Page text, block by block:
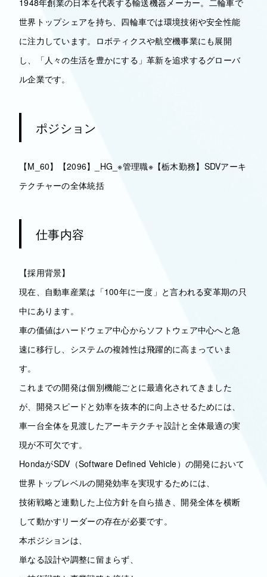
1948年創業の日本を代表する輸送機器メーカー。二輪車で
世界トップシェアを持ち、四輪車では環境技術や安全性能
に注力しています。ロボティクスや航空機事業にも展開
し、「人々の生活を豊かにする」革新を追求するグローバ
ル企業です。
ポジション
【M_60】【2096】_HG_※管理職※【栃木勤務】SDVアーキ
テクチャーの全体統括
仕事内容
【採用背景】
現在、自動車産業は「100年に一度」と言われる変革期の只
中にあります。
車の価値はハードウェア中心からソフトウェア中心へと急
速に移行し、システムの複雑性は飛躍的に高まっていま
す。
これまでの開発は個別機能ごとに最適化されてきました
が、開発スピードと効率を抜本的に向上させるためには、
車一台全体を見渡したアーキテクチャ設計と全体最適の実
現が不可欠です。
HondaがSDV（Software Defined Vehicle）の開発において
世界トップレベルの開発効率を実現するためには、
技術戦略と連動した上位方針を自ら描き、開発全体を横断
して動かすリーダーの存在が必要です。
本ポジションは、
単なる設計や調整に留まらず、